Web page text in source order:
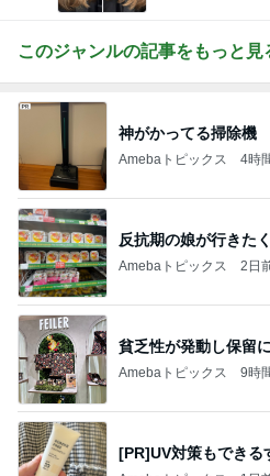
このジャンルの記事をもっと見
神がかってる掃除機
Amebaトピックス 4時
反抗期の娘が行きた
Amebaトピックス 2日
貧乏性が発動し保留
Amebaトピックス 9時
[PR]UV対策もできる